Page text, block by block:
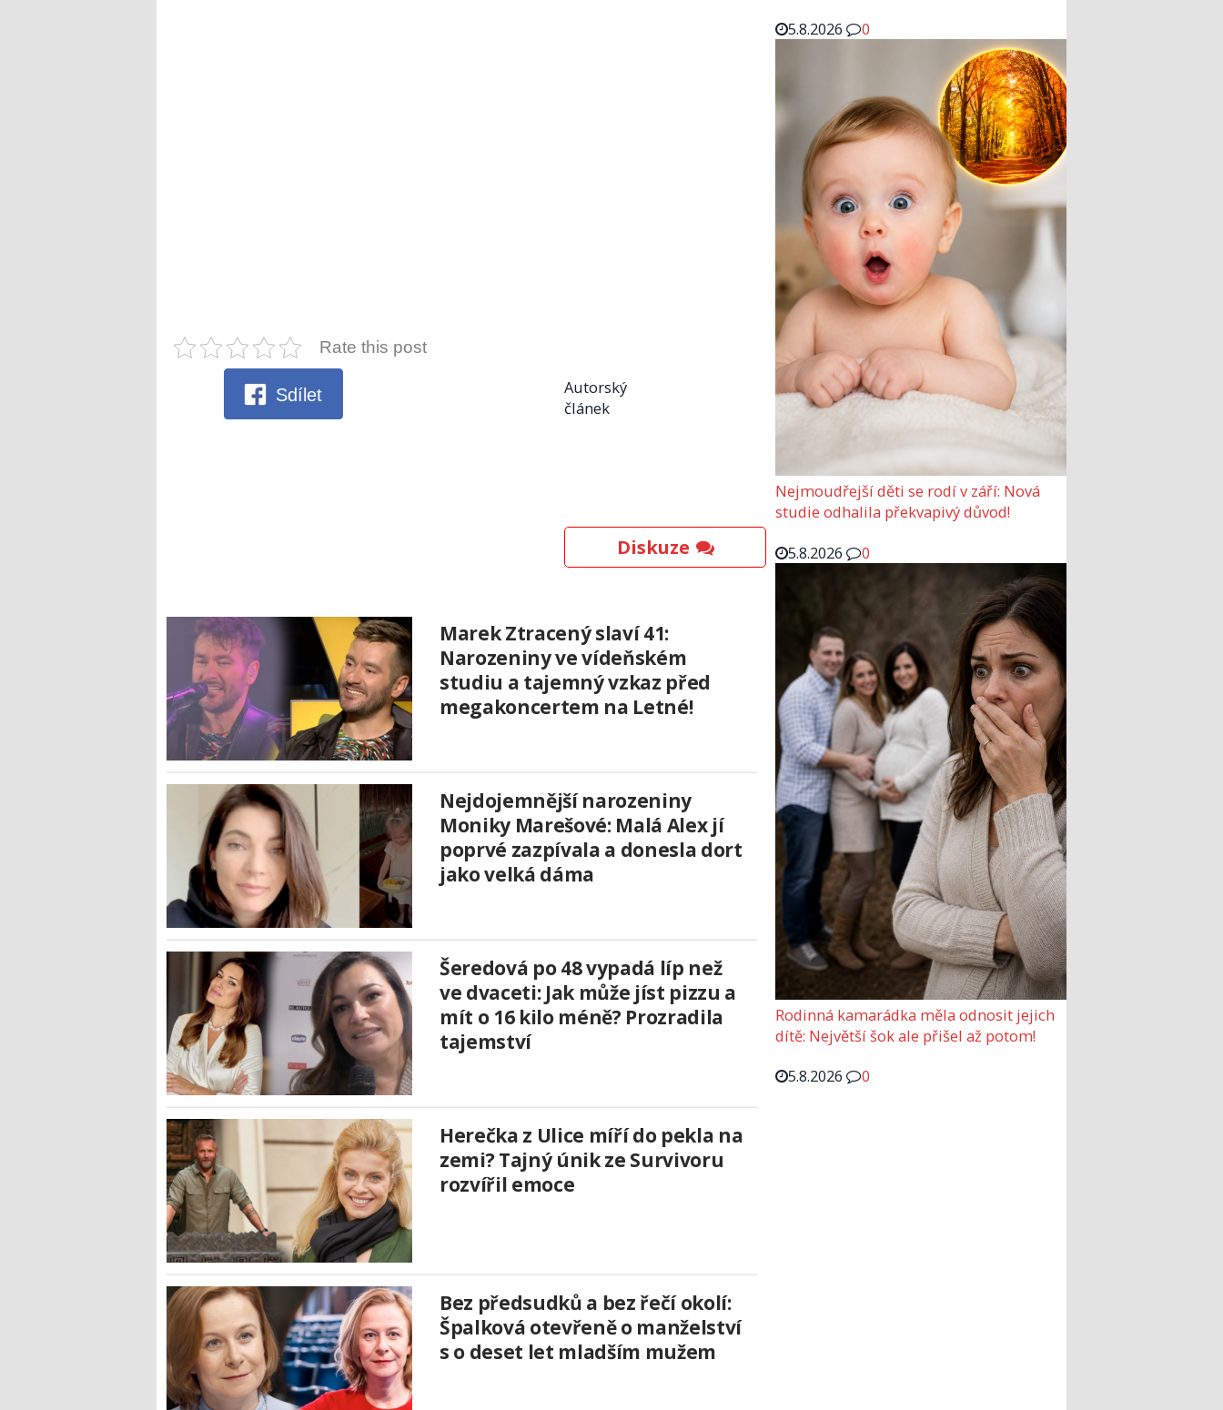
Rate this post
Sdílet
Autorský
článek
Diskuze
Marek Ztracený slaví 41:
Narozeniny ve vídeňském
studiu a tajemný vzkaz před
megakoncertem na Letné!
Nejdojemnější narozeniny
Moniky Marešové: Malá Alex jí
poprvé zazpívala a donesla dort
jako velká dáma
Šeredová po 48 vypadá líp než
ve dvaceti: Jak může jíst pizzu a
mít o 16 kilo méně? Prozradila
tajemství
Herečka z Ulice míří do pekla na
zemi? Tajný únik ze Survivoru
rozvířil emoce
Bez předsudků a bez řečí okolí:
Špalková otevřeně o manželství
s o deset let mladším mužem
5.8.2026
0
Nejmoudřejší děti se rodí v září: Nová
studie odhalila překvapivý důvod!
5.8.2026
0
Rodinná kamarádka měla odnosit jejich
dítě: Největší šok ale přišel až potom!
5.8.2026
0